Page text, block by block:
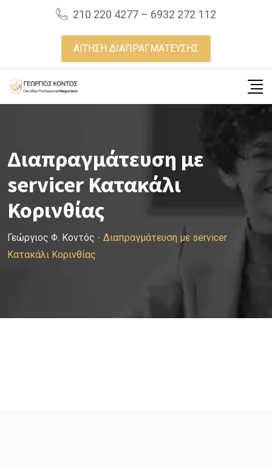
210 220 4277 – 6932 272 112
ΑΙΤΗΣΗ ΔΙΑΠΡΑΓΜΑΤΕΥΣΗΣ
Διαπραγμάτευση με
servicer Κατακάλι
Κορινθίας
Γεώργιος Φ. Κοντός - Διαπραγμάτευση με servicer
Κατακάλι Κορινθίας